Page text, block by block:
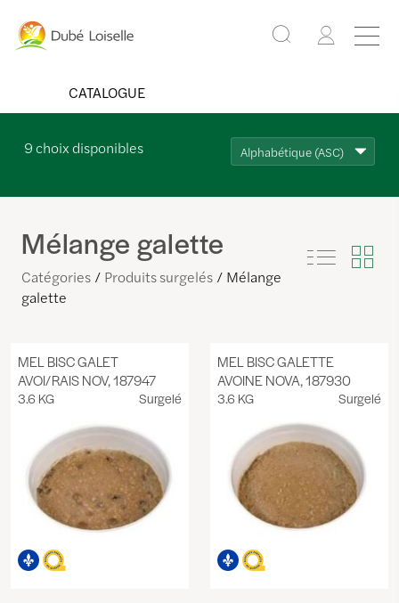
CATALOGUE
9choix disponibles Alphabétique (ASC)
Mélange galette
Catégories Produits surgelés
Mélange
galette
MEL BISC GALET
AVOI/RAIS NOV, 187947
3.6 KG Surgelé
MEL BISC GALETTE
AVOINE NOVA, 187930
3.6 KG Surgelé